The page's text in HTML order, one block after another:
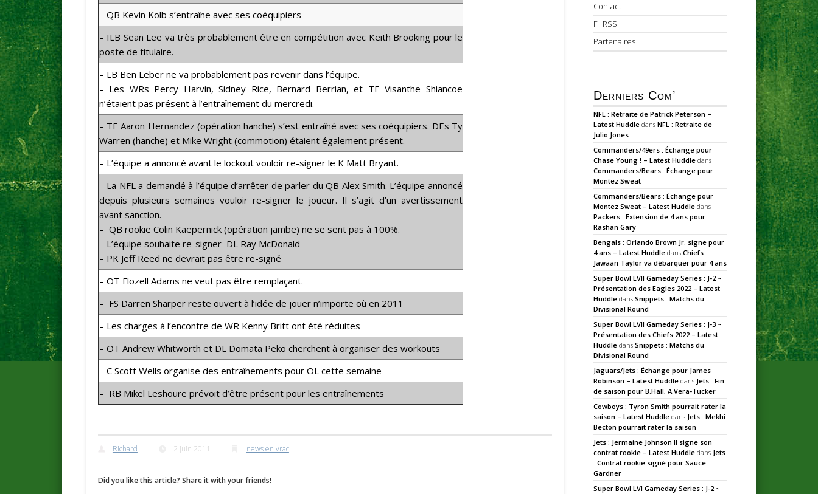
– QB Kevin Kolb s’entraîne avec ses coéquipiers
– ILB Sean Lee va très probablement être en compétition avec Keith Brooking pour le
poste de titulaire.
– LB Ben Leberne va probablement pas revenir dans l’équipe.
– Les WRs Percy Harvin,Sidney Rice, Bernard Berrian, et TEVisanthe Shiancoe
n’étaient pas présent à l’entraînement du mercredi.
– TEAaron Hernandez (opération hanche) s’est entraîné avec ses coéquipiers. DEs Ty
Warren (hanche) et Mike Wright(commotion) étaient également présent.
– L’équipe a annoncé avant le lockout vouloir re-signer le K Matt Bryant.
– La NFL a demandé à l’équipe d’arrêter de parler du QB Alex Smith. L’équipe annoncé
depuis plusieurs semaines vouloir re-signer le joueur. Il s’agit d’un avertissement
avant sanction.
– QB rookie Colin Kaepernick (opération jambe) ne se sent pas à 100%.
– L’équipe souhaite re-signer DL Ray McDonald
– PK Jeff Reed ne devrait pas être re-signé
– OT Flozell Adams ne veut pas être remplaçant.
– FS Darren Sharperreste ouvert à l’idée de jouer n’importe où en 2011
– Les charges à l’encontre de WR Kenny Britt ont été réduites
– OT Andrew Whitworth et DL Domata Peko cherchent à organiser des workouts
– C Scott Wells organise des entraînements pour OL cette semaine
– RB Mikel Leshoure prévoit d’être présent pour les entraînements
Richard 2 juin 2011 news en vrac
Did you like this article? Share it with your friends!
Contact
Fil RSS
Partenaires
Derniers Com’
NFL : Retraite de Patrick Peterson –
Latest Huddle dansNFL : Retraite de
Julio Jones
Commanders/49ers : Échange pour
Chase Young ! – Latest Huddle dans
Commanders/Bears : Échange pour
Montez Sweat
Commanders/Bears : Échange pour
Montez Sweat – Latest Huddle dans
Packers : Extension de 4 ans pour
Rashan Gary
Bengals : Orlando Brown Jr. signe pour
4 ans – Latest Huddle dansChiefs :
Jawaan Taylor va débarquer pour 4 ans
Super Bowl LVII Gameday Series : J-2 ~
Présentation des Eagles 2022 – Latest
Huddle dansSnippets : Matchs du
Divisional Round
Super Bowl LVII Gameday Series : J-3 ~
Présentation des Chiefs 2022 – Latest
Huddle dansSnippets : Matchs du
Divisional Round
Jaguars/Jets : Échange pour James
Robinson – Latest Huddle dans Jets : Fin
de saison pour B.Hall, A.Vera-Tucker
Cowboys : Tyron Smith pourrait rater la
saison – Latest Huddle dans Jets : Mekhi
Becton pourrait rater la saison
Jets : Jermaine Johnson II signe son
contrat rookie – Latest Huddle dans Jets
: Contrat rookie signé pour Sauce
Gardner
Super Bowl LVI Gameday Series : J-2 ~